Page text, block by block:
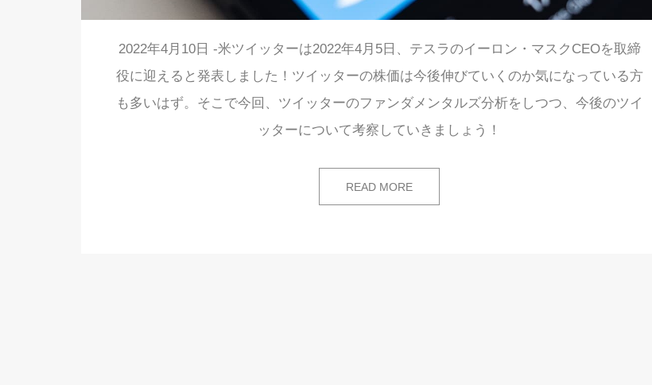
2022年4月10日 -米ツイッターは2022年4月5日、テスラのイーロン・マスクCEOを取締
役に迎えると発表しました！ツイッターの株価は今後伸びていくのか気になっている方
も多いはず。そこで今回、ツイッターのファンダメンタルズ分析をしつつ、今後のツイ
ッターについて考察していきましょう！
READ MORE